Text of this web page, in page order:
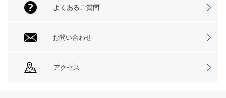
よくあるご質問
お問い合わせ
アクセス